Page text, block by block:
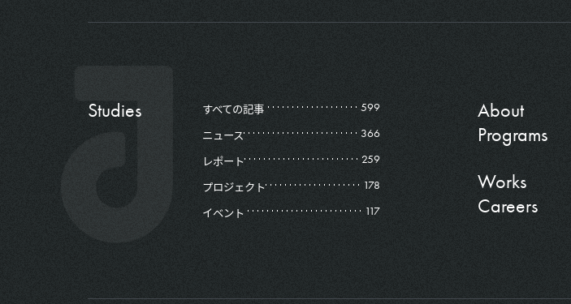
Studies すべての記事 599
ニュース 366
レポート 259
プロジェクト 178
イベント 117
About
Programs
Works
Careers